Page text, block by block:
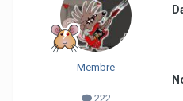
Membre
222